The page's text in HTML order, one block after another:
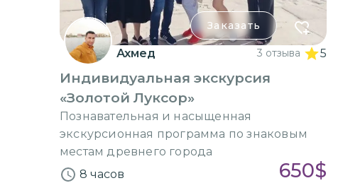
10 человек
Заказать
Ахмед 3 отзыва 5
Индивидуальная экскурсия
«Золотой Луксор»
Познавательная и насыщенная
экскурсионная программа по знаковым
местам древнего города
8 часов
650$